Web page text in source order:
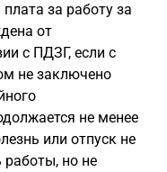
за работу за
от
с ПДЗГ, если с
не заключено
не менее
или отпуск не
работы, но не